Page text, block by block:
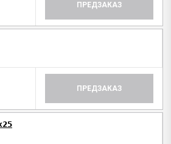
ПРЕДЗАКАЗ
ПРЕДЗАКАЗ